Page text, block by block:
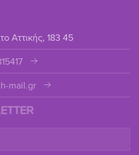
Αττικής, 183 45
mail.gr